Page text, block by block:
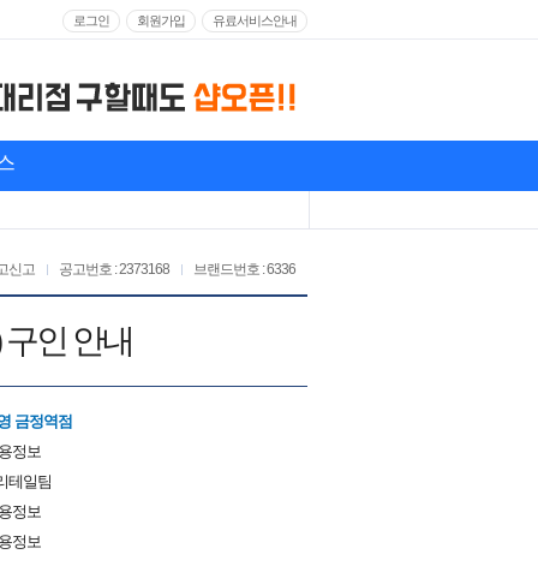
로그인 회원가입 유료서비스안내
브랜드번호 : 6336
공고번호 : 2373168
신고
인 안내
금정역점
정보
테일팀
정보
정보